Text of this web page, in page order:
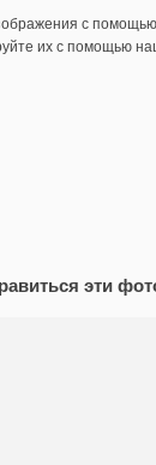
с помощью
их с помощью
эти